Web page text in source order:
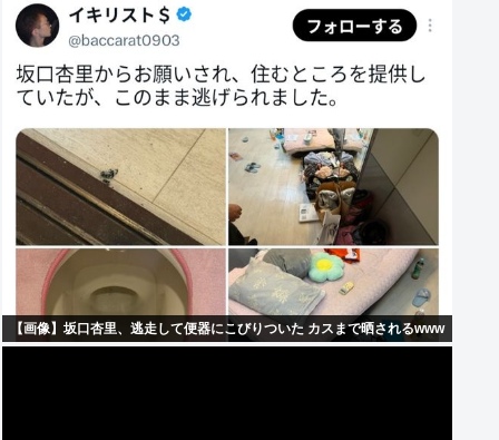
【画像】坂口杏里、逃走して便器にこびりついた カスまで晒されるwww